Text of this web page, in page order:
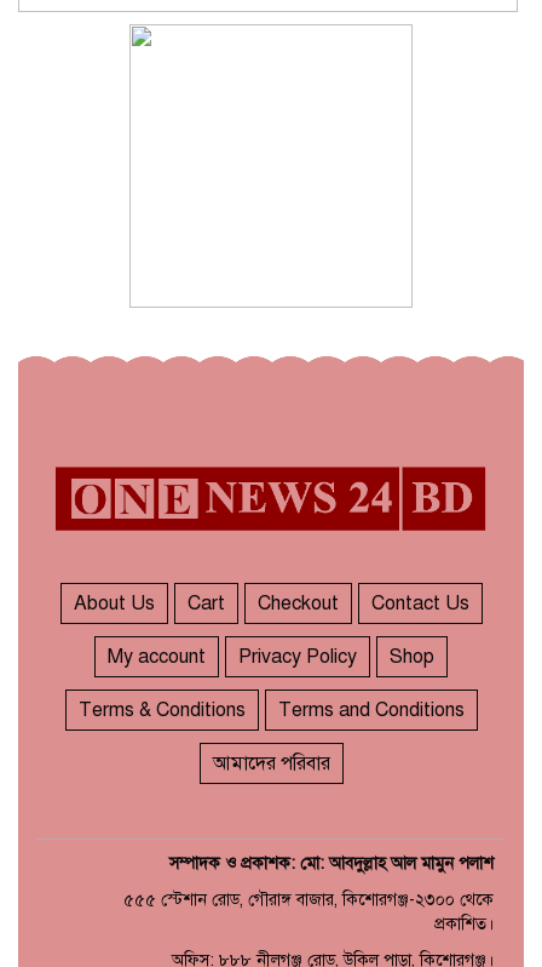
আয় স্পাইডার-ম্যান: ব্র্যান্ড নিউ
ডে
ধর্ষণের অভিযোগে কনটেন্ট
ক্রিয়েটর রিপন মিয়ার বিরুদ্ধে
মামলা
About Us Cart Checkout Contact Us
My account Privacy Policy Shop
Terms & Conditions Terms and Conditions
আমাদের পরিবার
সম্পাদক ও প্রকাশক: মো: আবদুল্লাহ আল মামুন পলাশ
৫৫৫ স্টেশান রোড, গৌরাঙ্গ বাজার, কিশোরগঞ্জ-২৩০০ থেকে
প্রকাশিত।
অফিস: ৮৮৮ নীলগঞ্জ রোড, উকিল পাড়া, কিশোরগঞ্জ।